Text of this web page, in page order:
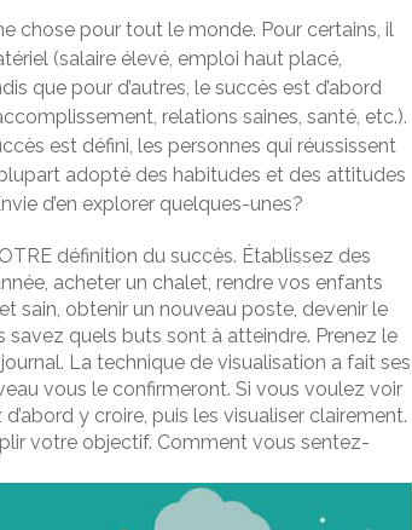
chose pour tout le monde. Pour certains, il
(salaire élevé, emploi haut placé,
que pour d’autres, le succès est d’abord
relations saines, santé, etc.).
est défini, les personnes qui réussissent
adopté des habitudes et des attitudes
d’en explorer quelques-unes?
définition du succès. Établissez des
acheter un chalet, rendre vos enfants
sain, obtenir un nouveau poste, devenir le
savez quels buts sont à atteindre. Prenez le
La technique de visualisation a fait ses
vous le confirmeront. Si vous voulez voir
y croire, puis les visualiser clairement.
votre objectif. Comment vous sentez-